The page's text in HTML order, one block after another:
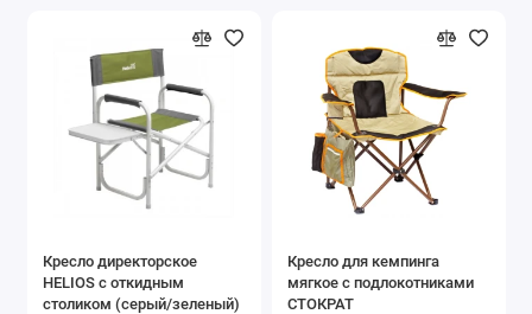
Кресло директорское
HELIOS с откидным
столиком (серый/зеленый)
Кресло для кемпинга
мягкое с подлокотниками
СТОКРАТ